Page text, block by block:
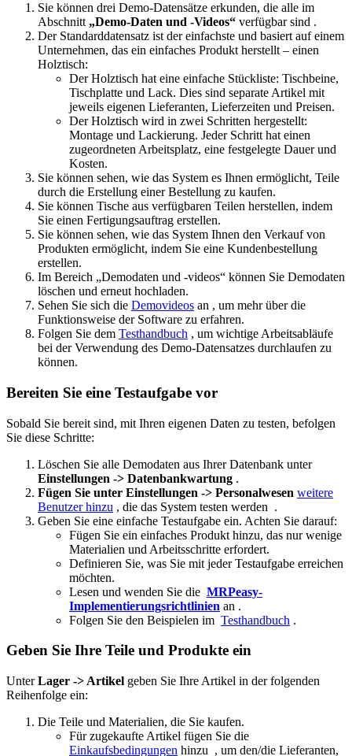
Sie können drei Demo-Datensätze erkunden, die alle im
Abschnitt „Demo-Daten und -Videos“ verfügbar sind .
Der Standarddatensatz ist der einfachste und basiert auf einem
Unternehmen, das ein einfaches Produkt herstellt – einen
Holztisch:
Der Holztisch hat eine einfache Stückliste: Tischbeine,
Tischplatte und Lack. Dies sind separate Artikel mit
jeweils eigenen Lieferanten, Lieferzeiten und Preisen.
Der Holztisch wird in zwei Schritten hergestellt:
Montage und Lackierung. Jeder Schritt hat einen
zugeordneten Arbeitsplatz, eine festgelegte Dauer und
Kosten.
Sie können sehen, wie das System es Ihnen ermöglicht, Teile
durch die Erstellung einer Bestellung zu kaufen.
Sie können Tische aus verfügbaren Teilen herstellen, indem
Sie einen Fertigungsauftrag erstellen.
Sie können sehen, wie das System Ihnen den Verkauf von
Produkten ermöglicht, indem Sie eine Kundenbestellung
erstellen.
Im Bereich „Demodaten und -videos“ können Sie Demodaten
löschen und erneut hochladen.
Sehen Sie sich die Demovideos an , um mehr über die
Funktionsweise der Software zu erfahren.
Folgen Sie dem Testhandbuch , um wichtige Arbeitsabläufe
bei der Verwendung des Demo-Datensatzes durchlaufen zu
können.
Bereiten Sie eine Testaufgabe vor
Sobald Sie bereit sind, mit Ihren eigenen Daten zu testen, befolgen
Sie diese Schritte:
Löschen Sie alle Demodaten aus Ihrer Datenbank unter
Einstellungen -> Datenbankwartung .
Fügen Sie unter Einstellungen -> Personalwesen weitere
Benutzer hinzu , die das System testen werden .
Geben Sie eine einfache Testaufgabe ein. Achten Sie darauf:
Fügen Sie ein einfaches Produkt hinzu, das nur wenige
Materialien und Arbeitsschritte erfordert.
Definieren Sie, was Sie mit jeder Testaufgabe erreichen
möchten.
Lesen und wenden Sie die MRPeasy-
Implementierungsrichtlinien an .
Folgen Sie den Beispielen im Testhandbuch .
Geben Sie Ihre Teile und Produkte ein
UnterLager -> Artikel geben Sie Ihre Artikel in der folgenden
Reihenfolge ein:
Die Teile und Materialien, die Sie kaufen.
Für zugekaufte Artikel fügen Sie die
Einkaufsbedingungen hinzu , um den/die Lieferanten,